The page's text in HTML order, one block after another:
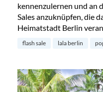
kennenzulernen und an
Sales anzuknüpfen, die
Heimatstadt Berlin
flash sale lala berlin